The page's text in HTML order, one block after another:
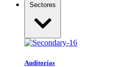
Sectores
Auditorías